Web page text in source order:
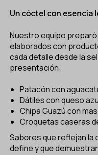
Un cóctel con esencia
Nuestro equipo
elaborados con
cada detalle desde la
presentación:
Patacón con
Dátiles con queso
Chipa Guazú con
Croquetas caseras
Sabores que reflejan la
define y que